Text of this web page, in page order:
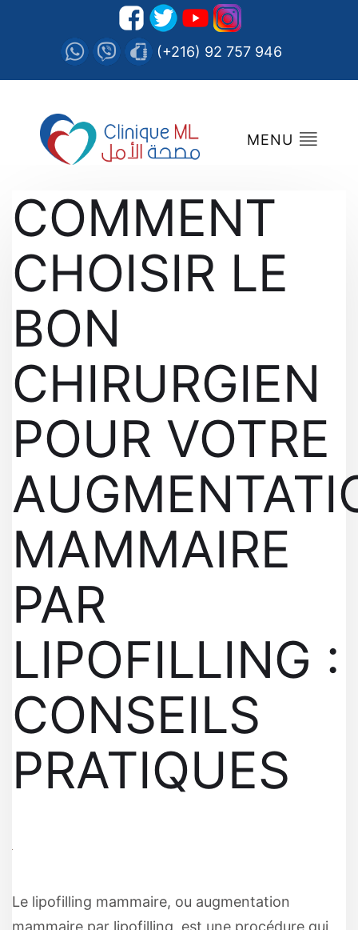
(+216) 92 757 946
MENU
COMMENT
CHOISIR LE
BON
CHIRURGIEN
POUR VOTRE
MAMMAIRE
PAR
LIPOFILLING :
CONSEILS
PRATIQUES
Le lipofilling mammaire, ou augmentation